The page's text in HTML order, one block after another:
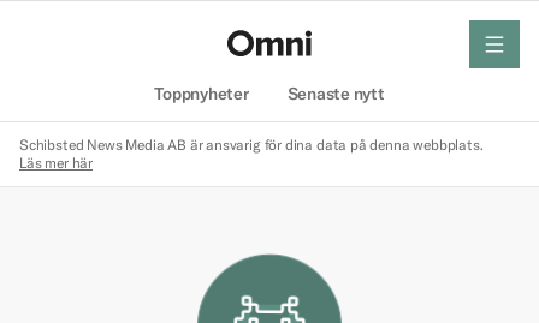
Toppnyheter Senaste nytt
meny
Schibsted News Media AB är ansvarig för dina data på denna webbplats.
Läs mer här